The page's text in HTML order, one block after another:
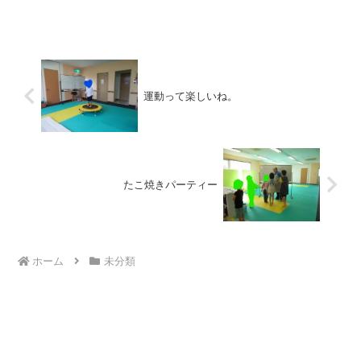
運動って楽しいね。
たこ焼きパーティー
ホーム 未分類